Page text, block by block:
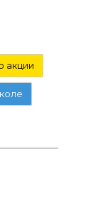
акции